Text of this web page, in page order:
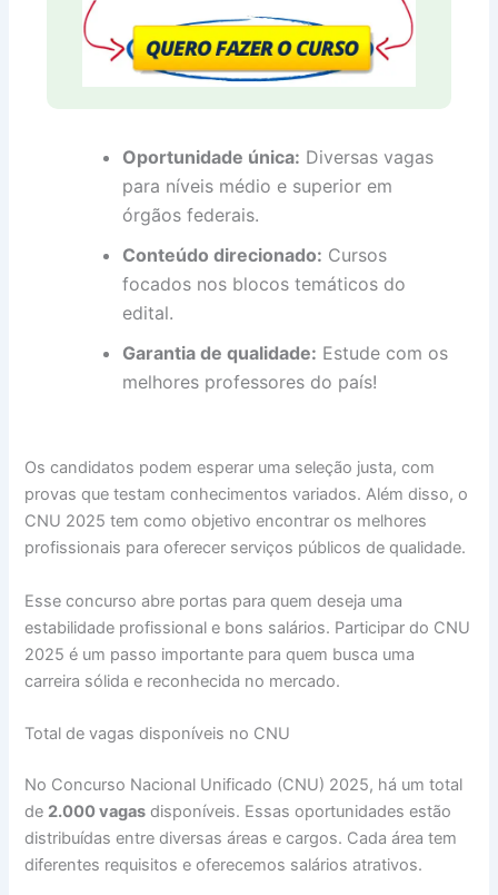
Oportunidade única: Diversas vagas
para níveis médio e superior em
órgãos federais.
Conteúdo direcionado: Cursos
focados nos blocos temáticos do
edital.
Garantia de qualidade: Estude com os
melhores professores do país!
Os candidatos podem esperar uma seleção justa, com
provas que testam conhecimentos variados. Além disso, o
CNU 2025 tem como objetivo encontrar os melhores
profissionais para oferecer serviços públicos de qualidade.
Esse concurso abre portas para quem deseja uma
estabilidade profissional e bons salários. Participar do CNU
2025 é um passo importante para quem busca uma
carreira sólida e reconhecida no mercado.
Total de vagas disponíveis no CNU
No Concurso Nacional Unificado (CNU) 2025, há um total
de 2.000 vagas disponíveis. Essas oportunidades estão
distribuídas entre diversas áreas e cargos. Cada área tem
diferentes requisitos e oferecemos salários atrativos.